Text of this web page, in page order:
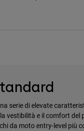
serie di elevate
vestibilità e il comfort del
da moto entry-level più